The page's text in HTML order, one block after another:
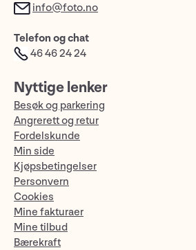
info@foto.no
Telefon og chat
46 46 24 24
Nyttige lenker
Besøk og parkering
Angrerett og retur
Fordelskunde
Min side
Kjøpsbetingelser
Personvern
Cookies
Mine fakturaer
Mine tilbud
Bærekraft